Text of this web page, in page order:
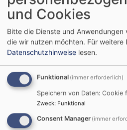
Bildrechte Thomas Braun
gemeinsam werden sie die
Hochschulgemeinde (ÖHG)"
schöner ist.
Bis dahin ist es aber noch ein
Die Renovierung des Hauses,
Kirche gehört, wird
und Cookies
Bitte die Dienste und
die wir nutzen möchten. Für weitere
Datenschutzhinweise lesen.
Funktional (immer erforderlich)
Speichern von Daten: Cookie
Zweck: Funktional
Consent Manager (immer